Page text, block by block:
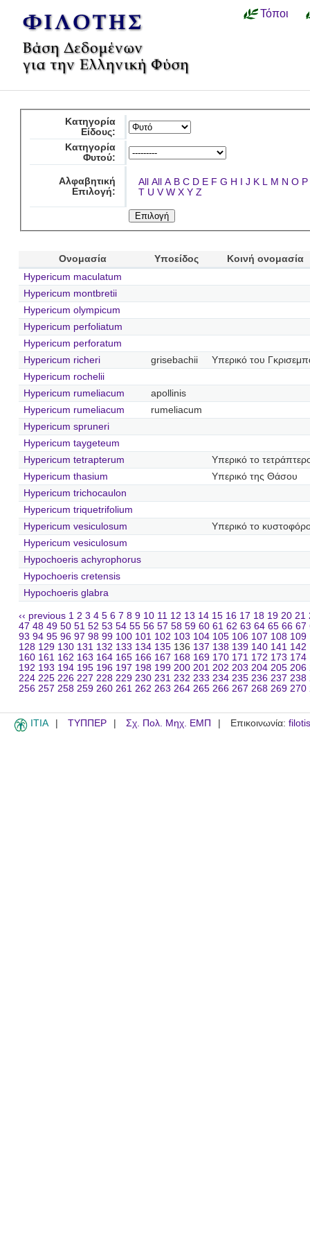
Τόποι
Κατηγορία
Είδους:
Κατηγορία
Φυτού:
Αλφαβητική
Επιλογή:
All All A B C D E F G H I J K L M N O P
T U V W X Y Z
Ονομασία Υποείδος
Κοινή ονομασία
Hypericum maculatum
Hypericum montbretii
Hypericum olympicum
Hypericum perfoliatum
Hypericum perforatum
Hypericum richeri
grisebachii
Υπερικό του
Hypericum rochelii
Hypericum rumeliacum
apollinis
Hypericum rumeliacum
rumeliacum
Hypericum spruneri
Hypericum taygeteum
Hypericum tetrapterum
Υπερικό το
Hypericum thasium
Υπερικό της Θάσου
Hypericum trichocaulon
Hypericum triquetrifolium
Hypericum vesiculosum
Υπερικό το
Hypericum vesiculosum
Hypochoeris achyrophorus
Hypochoeris cretensis
Hypochoeris glabra
‹‹ previous 1 2 3 4 5 6 7 8 9 10 11 12 13 14 15 16 17 18 19 20 21
47 48 49 50 51 52 53 54 55 56 57 58 59 60 61 62 63 64 65 66 67
93 94 95 96 97 98 99 100 101 102 103 104 105 106 107 108 109
128 129 130 131 132 133 134 135 136 137 138 139 140 141 142
160 161 162 163 164 165 166 167 168 169 170 171 172 173 174
192 193 194 195 196 197 198 199 200 201 202 203 204 205 206
224 225 226 227 228 229 230 231 232 233 234 235 236 237 238
256 257 258 259 260 261 262 263 264 265 266 267 268 269 270
ITIA ΤΥΠΠΕΡ Σχ. Πολ. Μηχ. ΕΜΠ Επικοινωνία: